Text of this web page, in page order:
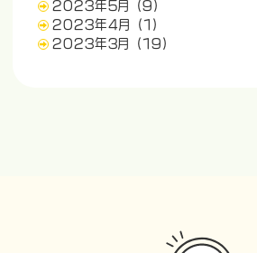
2023年5月
(9)
2023年4月
(1)
2023年3月
(19)